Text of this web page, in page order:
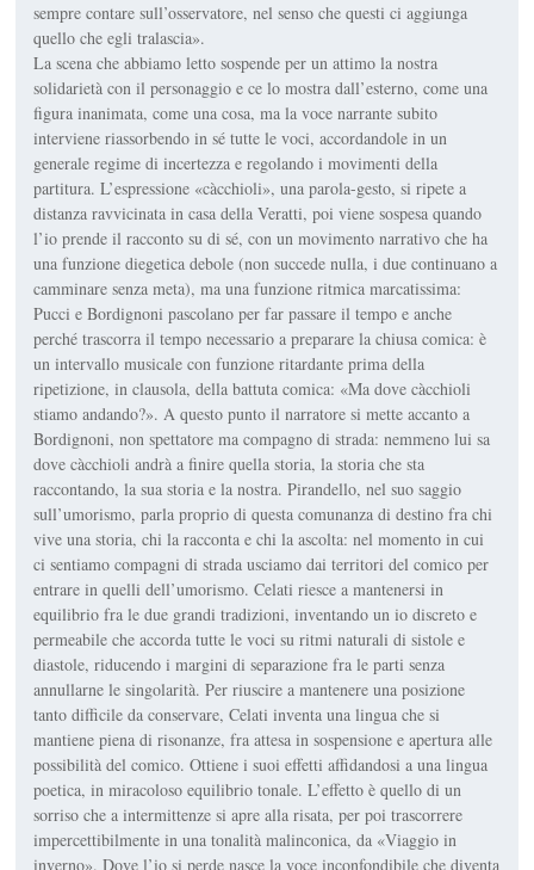
sempre contare sull’osservatore, nel senso che questi ci aggiunga
quello che egli tralascia».
La scena che abbiamo letto sospende per un attimo la nostra
solidarietà con il personaggio e ce lo mostra dall’esterno, come una
figura inanimata, come una cosa, ma la voce narrante subito
interviene riassorbendo in sé tutte le voci, accordandole in un
generale regime di incertezza e regolando i movimenti della
partitura. L’espressione «càcchioli», una parola-gesto, si ripete a
distanza ravvicinata in casa della Veratti, poi viene sospesa quando
l’io prende il racconto su di sé, con un movimento narrativo che ha
una funzione diegetica debole (non succede nulla, i due continuano a
camminare senza meta), ma una funzione ritmica marcatissima:
Pucci e Bordignoni pascolano per far passare il tempo e anche
perché trascorra il tempo necessario a preparare la chiusa comica: è
un intervallo musicale con funzione ritardante prima della
ripetizione, in clausola, della battuta comica: «Ma dove càcchioli
stiamo andando?». A questo punto il narratore si mette accanto a
Bordignoni, non spettatore ma compagno di strada: nemmeno lui sa
dove càcchioli andrà a finire quella storia, la storia che sta
raccontando, la sua storia e la nostra. Pirandello, nel suo saggio
sull’umorismo, parla proprio di questa comunanza di destino fra chi
vive una storia, chi la racconta e chi la ascolta: nel momento in cui
ci sentiamo compagni di strada usciamo dai territori del comico per
entrare in quelli dell’umorismo. Celati riesce a mantenersi in
equilibrio fra le due grandi tradizioni, inventando un io discreto e
permeabile che accorda tutte le voci su ritmi naturali di sistole e
diastole, riducendo i margini di separazione fra le parti senza
annullarne le singolarità. Per riuscire a mantenere una posizione
tanto difficile da conservare, Celati inventa una lingua che si
mantiene piena di risonanze, fra attesa in sospensione e apertura alle
possibilità del comico. Ottiene i suoi effetti affidandosi a una lingua
poetica, in miracoloso equilibrio tonale. L’effetto è quello di un
sorriso che a intermittenze si apre alla risata, per poi trascorrere
impercettibilmente in una tonalità malinconica, da «Viaggio in
inverno». Dove l’io si perde nasce la voce inconfondibile che diventa